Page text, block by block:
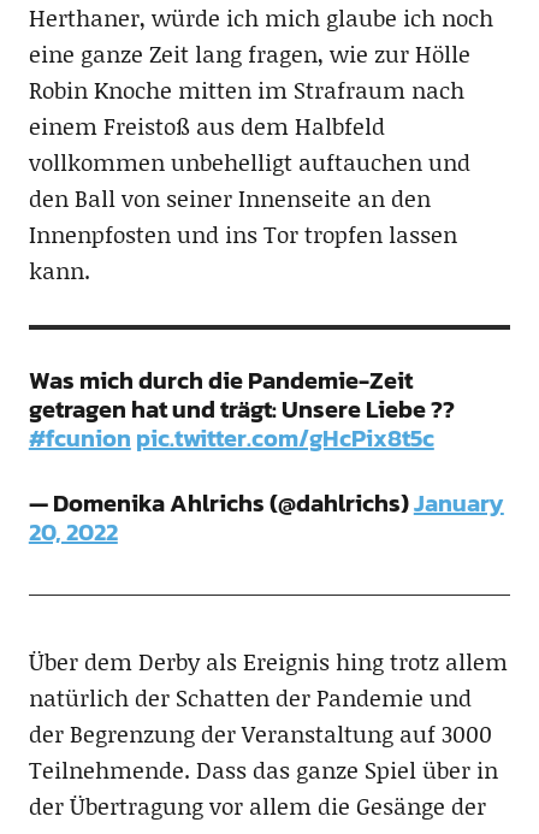
Herthaner, würde ich mich glaube ich noch
eine ganze Zeit lang fragen, wie zur Hölle
Robin Knoche mitten im Strafraum nach
einem Freistoß aus dem Halbfeld
vollkommen unbehelligt auftauchen und
den Ball von seiner Innenseite an den
Innenpfosten und ins Tor tropfen lassen
kann.
Was mich durch die Pandemie-Zeit
getragen hat und trägt: Unsere Liebe ??
#fcunionpic.twitter.com/gHcPix8t5c
— Domenika Ahlrichs (@dahlrichs)January
20, 2022
Über dem Derby als Ereignis hing trotz allem
natürlich der Schatten der Pandemie und
der Begrenzung der Veranstaltung auf 3000
Teilnehmende. Dass das ganze Spiel über in
der Übertragung vor allem die Gesänge der